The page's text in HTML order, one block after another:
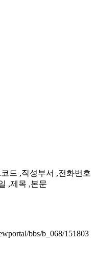
드 ,작성부서 ,전화번호
,제목 ,본문
bbs/b_068/151803